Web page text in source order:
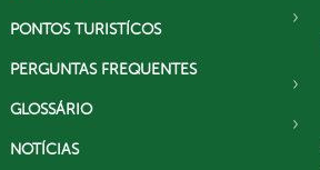
PONTOS TURISTÍCOS
PERGUNTAS FREQUENTES
GLOSSÁRIO
NOTÍCIAS